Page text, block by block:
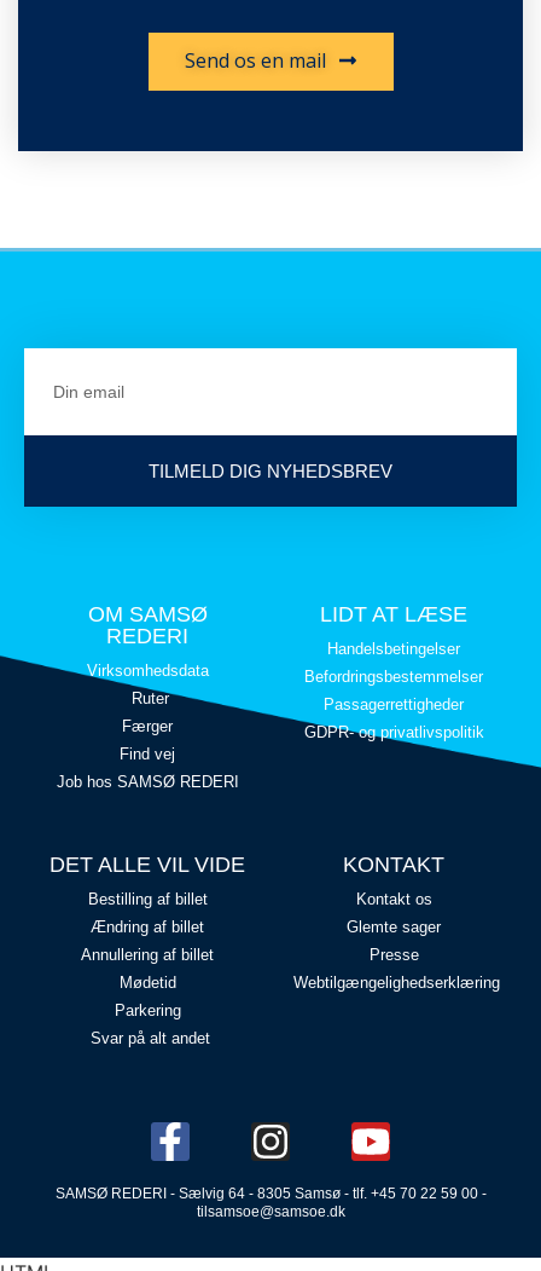
Send os en mail
TILMELD DIG NYHEDSBREV
OM SAMSØ
REDERI
Virksomhedsdata
Ruter
Færger
Find vej
Job hos SAMSØ REDERI
LIDT AT LÆSE
Handelsbetingelser
Befordringsbestemmelser
Passagerrettigheder
GDPR- og privatlivspolitik
DET ALLE VIL VIDE
Bestilling af billet
Ændring af billet
Annullering af billet
Mødetid
Parkering
Svar på alt andet
KONTAKT
Kontakt os
Glemte sager
Presse
Webtilgængelighedserklæring
SAMSØ REDERI - Sælvig 64 - 8305 Samsø - tlf. +45 70 22 59 00 -
tilsamsoe@samsoe.dk